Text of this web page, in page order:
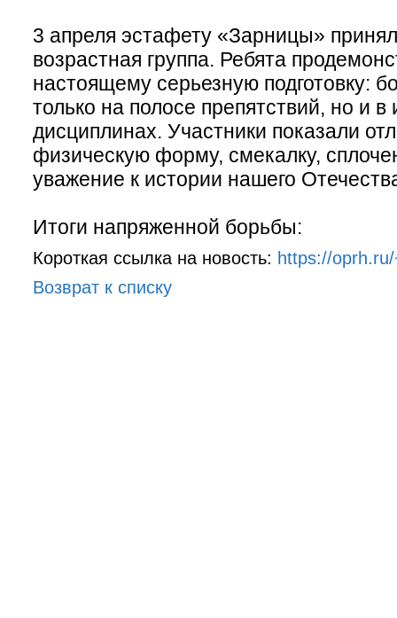
3 апреля эстафету «Зарницы»
возрастная группа. Ребята
настоящему серьезную подготовку:
только на полосе препятствий, но и
дисциплинах. Участники показали
физическую форму, смекалку,
уважение к истории нашего
Итоги напряженной борьбы:
Короткая ссылка на новость: https://
Возврат к списку